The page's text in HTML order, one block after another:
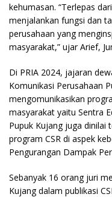
kehumasan. “Terlepas
menjalankan fungsi dan
perusahaan yang
masyarakat,” ujar Arief,
Di PRIA 2024, jajaran
Komunikasi Perusahaan
mengomunikasikan
masyarakat yaitu Sentra
Pupuk Kujang juga dinilai
program CSR di aspek
Pengurangan Dampak
Sebanyak 16 orang juri
Kujang dalam publikasi